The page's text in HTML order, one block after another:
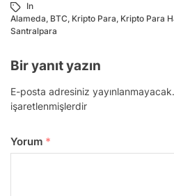
In
Alameda, BTC, Kripto Para, Kripto Para
Santralpara
Bir yanıt yazın
E-posta adresiniz yayınlanmayacak.
işaretlenmişlerdir
Yorum *